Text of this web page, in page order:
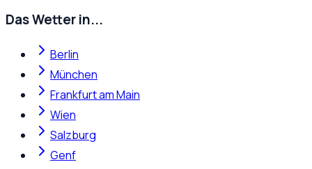
Das Wetter in...
Berlin
München
Frankfurt am Main
Wien
Salzburg
Genf